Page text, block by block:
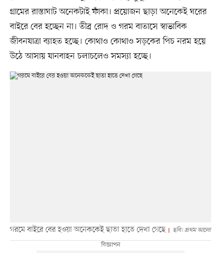
গ্রামের রাস্তাঘাট অনেকটাই ফাঁকা। প্রয়োজন ছাড়া অনেকেই ঘরের
বাইরে বের হচ্ছেন না। তীব্র রোদ ও গরম বাতাসে স্বাভাবিক
জীবনযাত্রা ব্যাহত হচ্ছে। কোথাও কোথাও সড়কের পিচ নরম হয়ে
উঠে আসায় যানবাহন চলাচলেও সমস্যা হচ্ছে।
গরমে বাইরে বের হওয়া অনেককেই ছাতা হাতে দেখা গেছে ছবি: প্রথম আলো